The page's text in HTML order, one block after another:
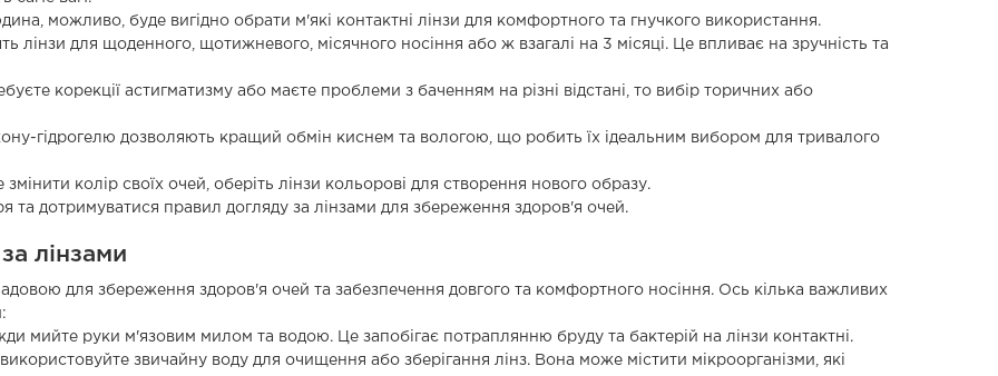
можливо, буде вигідно обрати м'які контактні лінзи для комфортного та гнучкого використання.
лінзи для щоденного, щотижневого, місячного носіння або ж взагалі на 3 місяці. Це впливає на зручність та
корекції астигматизму або маєте проблеми з баченням на різні відстані, то вибір торичних або
гідрогелю дозволяють кращий обмін киснем та вологою, що робить їх ідеальним вибором для тривалого
колір своїх очей, оберіть лінзи кольорові для створення нового образу.
та дотримуватися правил догляду за лінзами для збереження здоров'я очей.
лінзами
для збереження здоров'я очей та забезпечення довгого та комфортного носіння. Ось кілька важливих
мийте руки м'язовим милом та водою. Це запобігає потраплянню бруду та бактерій на лінзи контактні.
звичайну воду для очищення або зберігання лінз. Вона може містити мікроорганізми, які